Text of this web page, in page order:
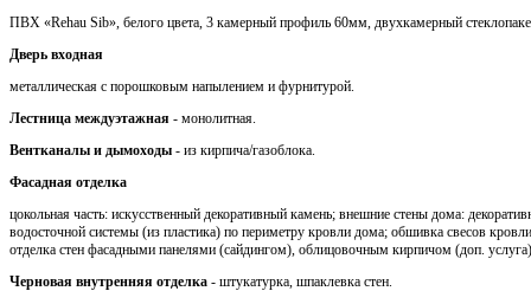
ПВХ «Rehau Sib», белого цвета, 3 камерный профиль 60мм, двухкамерный
Дверь входная
металлическая с порошковым напылением и фурнитурой.
Лестница междуэтажная - монолитная.
Вентканалы и дымоходы - из кирпича/газоблока.
Фасадная отделка
цокольная часть: искусственный декоративный камень; внешние стены дома:
водосточной системы (из пластика) по периметру кровли дома; обшивка свесов
отделка стен фасадными панелями (сайдингом), облицовочным кирпичом (доп.
Черновая внутренняя отделка - штукатурка, шпаклевка стен.